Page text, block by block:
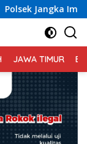
JAWA TIMUR